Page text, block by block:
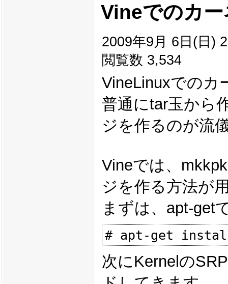
Vineでのカ
2009年9月 6日(日)
閲覧数 3,534
VineLinuxでのカ
普通にtar玉から
ジを作るのが流
Vineでは、
ジを作る方法が
まずは、apt-get
次にKernelの